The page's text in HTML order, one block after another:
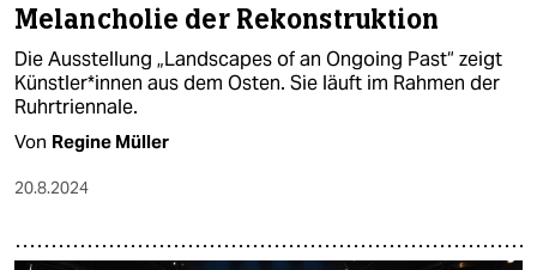
Melancholie der Rekonstruktion
Die Ausstellung „Landscapes of an Ongoing Past“ zeigt
Künst­le­r*in­nen aus dem Osten. Sie läuft im Rahmen der
Ruhrtriennale.
Von Regine Müller
20.8.2024